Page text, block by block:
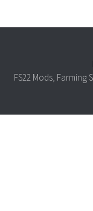
FS22 Mods, Farming